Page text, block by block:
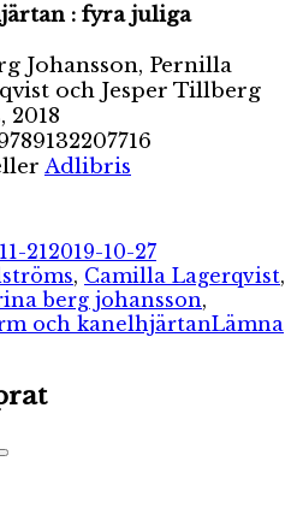
: fyra juliga
Johansson, Pernilla
och Jesper Tillberg
2018
Adlibris
212019-10-27
, Camilla Lagerqvist,
berg johansson,
och kanelhjärtanLämna